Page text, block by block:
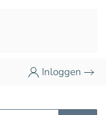
Inloggen